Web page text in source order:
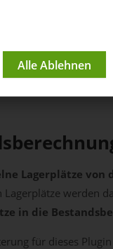
Lagerplätze von
werden
in die
für dieses